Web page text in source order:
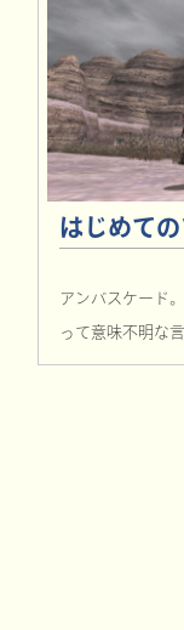
はじめて
アンバスケード
って意味不明な言